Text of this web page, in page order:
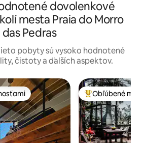
dovolenkové
mesta Praia do Morro
das Pedras
pobyty sú vysoko hodnotené
čistoty a ďalších aspektov.
hosťami Najobľúbenejšie
Obľúbené